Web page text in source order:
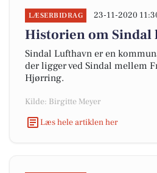
LÆSERBIDRAG 23-11-2020
Historien om
Sindal Lufthavn er en
der ligger ved Sindal mellem
Hjørring.
Kilde: Birgitte Meyer
Læs hele artiklen her